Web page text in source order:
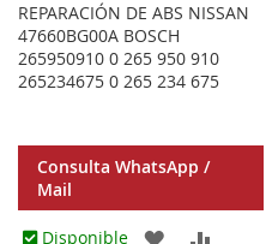
REPARACIÓN DE ABS NISSAN
47660BG00A BOSCH
265950910 0 265 950 910
265234675 0 265 234 675
Consulta WhatsApp /
Mail
Disponible AGREGAR